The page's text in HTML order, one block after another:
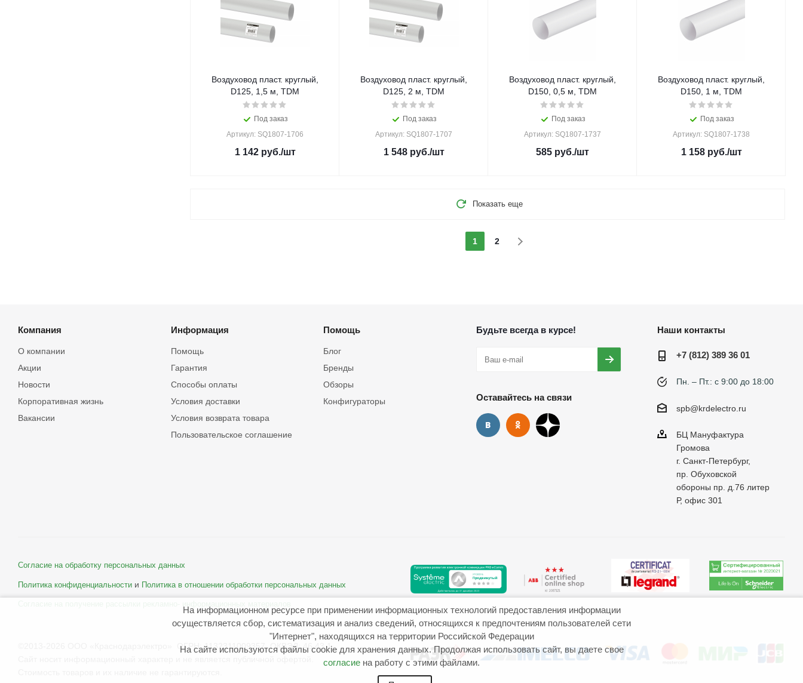
Воздуховод пласт. круглый,
D125, 1,5 м, TDM
Под заказ
Артикул: SQ1807-1706
1 142руб./шт
Воздуховод пласт. круглый,
D125, 2 м, TDM
Под заказ
Артикул: SQ1807-1707
1 548руб./шт
Воздуховод пласт. круглый,
D150, 0,5 м, TDM
Под заказ
Артикул: SQ1807-1737
585 руб./шт
Воздуховод пласт. круглый,
D150, 1 м, TDM
Под заказ
Артикул: SQ1807-1738
1 158руб./шт
Показать еще
1 2
Компания
О компании
Акции
Новости
Корпоративная жизнь
Вакансии
Информация
Помощь
Гарантия
Способы оплаты
Условия доставки
Условия возврата товара
Пользовательское соглашение
Помощь
Блог
Бренды
Обзоры
Конфигураторы
Будьте всегда в курсе!
Оставайтесь на связи
Наши контакты
+7 (812) 389 36 01
Пн. – Пт.: с 9:00 до 18:00
spb@krdelectro.ru
БЦ Мануфактура
Громова
г. Санкт-Петербург,
пр. Обуховской
обороны пр. д.76 литер
Р, офис 301
Согласие на обработку персональных данных
Политика конфиденциальности и Политика в отношении обработки персональных данных
©2013-2026 ООО «Краснодарэлектро» ОГРН: 1132311009357 ОКВЭД: 46.43.1
На информационном ресурсе при применении информационных технологий предоставления информации
осуществляется сбор, систематизация и анализ сведений, относящихся к предпочтениям пользователей сети
"Интернет", находящихся на территории Российской Федерации
На сайте используются файлы cookie для хранения данных. Продолжая использовать сайт, вы даете свое
согласие на работу с этими файлами.